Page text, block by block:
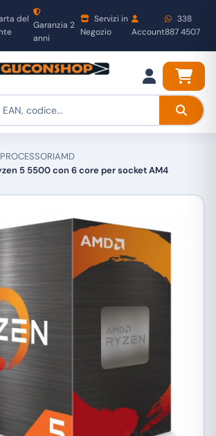
del
Garanzia 2
anni
Servizi in
Negozio
Account
338
887 4507
PROCESSORIAMD
5 5500 con 6 core per socket AM4